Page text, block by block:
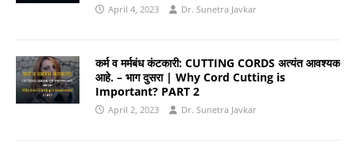
April 4, 2023 Dr. Sunetra Javkar
कर्म व मर्मबंध कंटकारी: CUTTING CORDS अत्यंत आवश्यक
आहे. – भाग दुसरा | Why Cord Cutting is
Important? PART 2
April 2, 2023 Dr. Sunetra Javkar